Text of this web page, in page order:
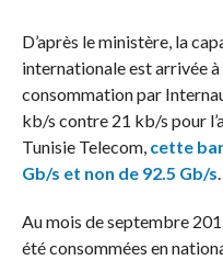
D’après le ministère, la
internationale est arrivée
consommation par
kb/s contre 21 kb/s pour
Tunisie Telecom, cette
Gb/s et non de 92.5 Gb/s
Au mois de septembre
été consommées en